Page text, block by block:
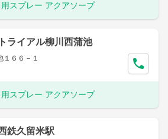
スプレー アクアソープ
ライアル柳川西蒲池
１６６－１
スプレー アクアソープ
鉄久留米駅